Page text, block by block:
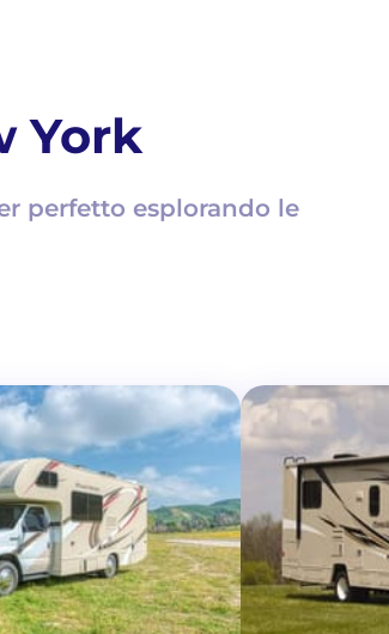
York
perfetto esplorando le